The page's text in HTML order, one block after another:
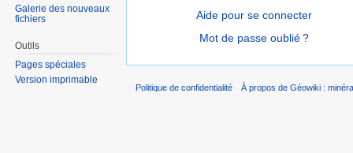
Aide pour se connecter
Mot de passe oublié ?
Galerie des nouveaux
fichiers
Outils
Pages spéciales
Version imprimable
Politique de confidentialité À propos de Géowiki :